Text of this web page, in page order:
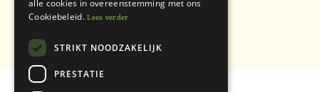
Vitaminas, minerales y suplementos
Libros
alle cookies in overeenstemming met ons
Cookiebeleid. Lees verder
STRIKT NOODZAKELIJK
PRESTATIE